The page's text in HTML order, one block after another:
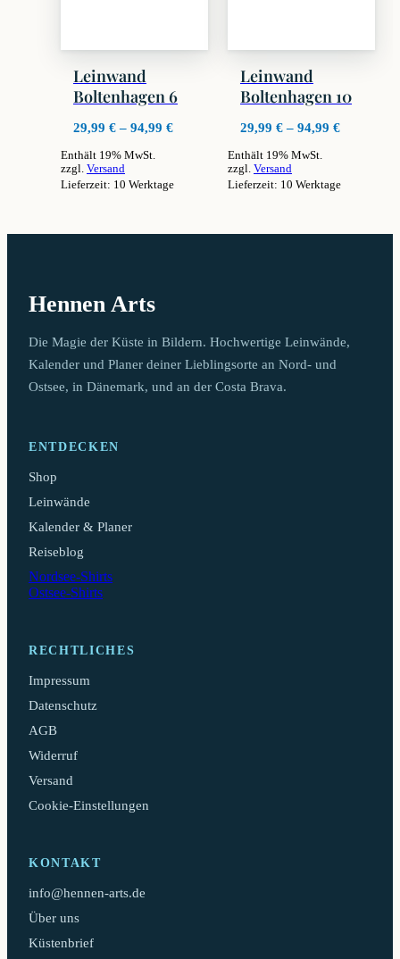
Leinwand
Boltenhagen 6
29,99 € – 94,99 €Preisspanne:
Enthält 19% MwSt.
zzgl. Versand
Lieferzeit: 10 Werktage
Die
können
auf
der
Produktseite
Leinwand
Boltenhagen 10
29,99 € – 94,99 €
Enthält 19% MwSt.
zzgl. Versand
Lieferzeit: 10 Werktage
können
der
Produktseite
Hennen Arts
Die Magie der Küste in Bildern. Hochwertige Leinwände,
Kalender und Planer deiner Lieblingsorte an Nord- und
Ostsee, in Dänemark, und an der Costa Brava.
ENTDECKEN
Shop
Leinwände
Kalender & Planer
Reiseblog
Nordsee-Shirts
Ostsee-Shirts
RECHTLICHES
Impressum
Datenschutz
AGB
Widerruf
Versand
Cookie-Einstellungen
KONTAKT
info@hennen-arts.de
Über uns
Küstenbrief